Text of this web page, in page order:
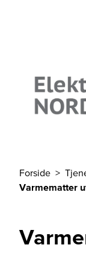
Du er her
Forside
Varmematter